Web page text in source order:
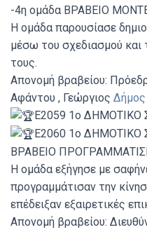
-4η ομάδα ΒΡΑΒΕΙΟ
Η ομάδα παρουσίασε
μέσω του σχεδιασμού και
τους.
Απονομή βραβείου:
Αφάντου , Γεώργιος
E2059 1ο ΔΗΜΟΤΙΚΟ
E2060 1ο ΔΗΜΟΤΙΚΟ
ΒΡΑΒΕΙΟ
Η ομάδα εξήγησε με
προγραμμάτισαν την
επέδειξαν εξαιρετικές
Απονομή βραβείου: